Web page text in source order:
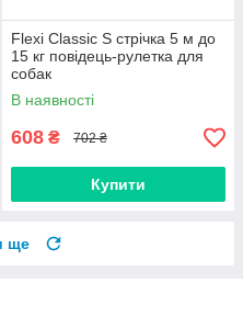
Flexi Classic S стрічка 5 м до
15 кг повідець-рулетка для
собак
В наявності
608 ₴ 702 ₴
Купити
ще